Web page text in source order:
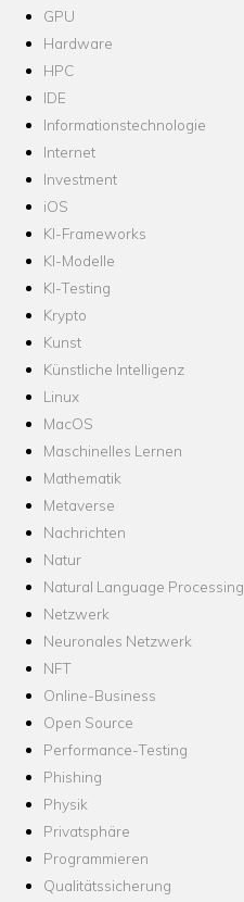
GPU
Hardware
HPC
IDE
Informationstechnologie
Internet
Investment
iOS
KI-Frameworks
KI-Modelle
KI-Testing
Krypto
Kunst
Künstliche Intelligenz
Linux
MacOS
Maschinelles Lernen
Mathematik
Metaverse
Nachrichten
Natur
Natural Language Processing
Netzwerk
Neuronales Netzwerk
NFT
Online-Business
Open Source
Performance-Testing
Phishing
Physik
Privatsphäre
Programmieren
Qualitätssicherung